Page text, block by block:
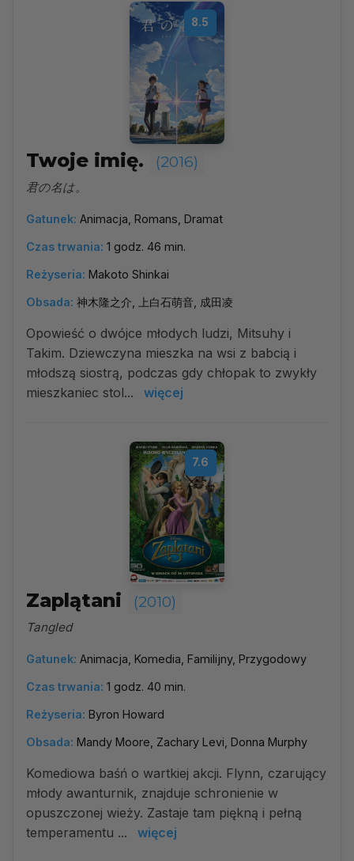
8.5
Twoje imię. (2016)
君の名は。
Gatunek: Animacja, Romans, Dramat
Czas trwania: 1 godz. 46 min.
Reżyseria: Makoto Shinkai
Obsada: 神木隆之介, 上白石萌音, 成田凌
Opowieść o dwójce młodych ludzi, Mitsuhy i
Takim. Dziewczyna mieszka na wsi z babcią i
młodszą siostrą, podczas gdy chłopak to zwykły
mieszkaniec stol...
więcej
7.6
Zaplątani (2010)
Tangled
Gatunek: Animacja, Komedia, Familijny, Przygodowy
Czas trwania: 1 godz. 40 min.
Reżyseria: Byron Howard
Obsada: Mandy Moore, Zachary Levi, Donna Murphy
Komediowa baśń o wartkiej akcji. Flynn, czarujący
młody awanturnik, znajduje schronienie w
opuszczonej wieży. Zastaje tam piękną i pełną
temperamentu ...
więcej